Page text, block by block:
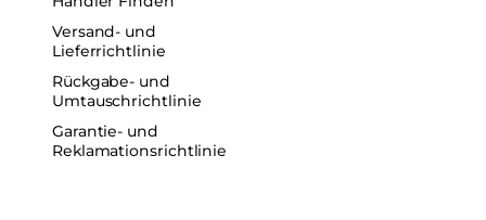
Versand- und
Lieferrichtlinie
Rückgabe- und
Umtauschrichtlinie
Garantie- und
Reklamationsrichtlinie